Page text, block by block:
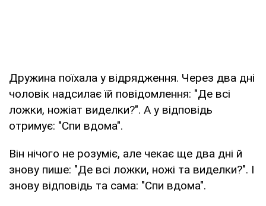
Дружина поїхала у відрядження. Через два дні
чоловік надсилає їй повідомлення: "Де всі
ложки, ножіат виделки?". А у відповідь
отримує: "Спи вдома".
Він нічого не розуміє, але чекає ще два дні й
знову пише: "Де всі ложки, ножі та виделки?". І
знову відповідь та сама: "Спи вдома".